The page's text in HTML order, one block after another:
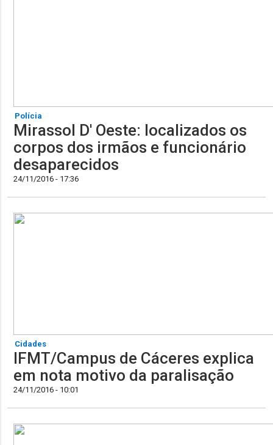
Polícia
Mirassol D' Oeste: localizados os
corpos dos irmãos e funcionário
desaparecidos
24/11/2016 - 17:36
Cidades
IFMT/Campus de Cáceres explica
em nota motivo da paralisação
24/11/2016 - 10:01